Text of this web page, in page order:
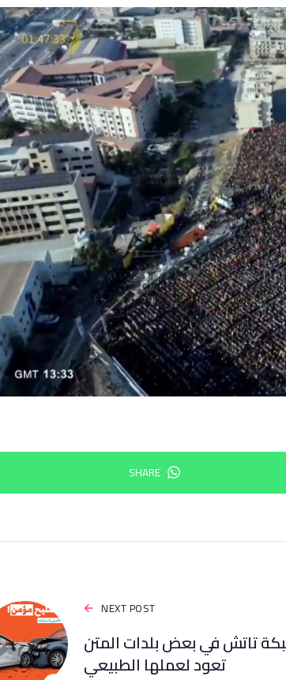
SHARE
NEXT POST
تاتش في بعض بلدات المتن
تعود لعملها الطبيعي